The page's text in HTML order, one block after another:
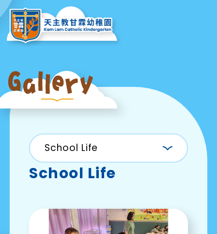
School Life
School Life